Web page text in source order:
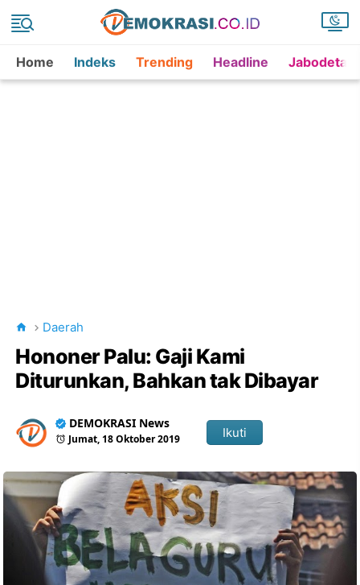
Home Indeks Trending Headline
Daerah
Hononer Palu: Gaji Kami
Diturunkan, Bahkan tak Dibayar
DEMOKRASI News
Jumat, 18 Oktober 2019 Ikuti